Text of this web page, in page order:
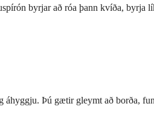
byrjar að róa þann kvíða, byrja
Þú gætir gleymt að borða,